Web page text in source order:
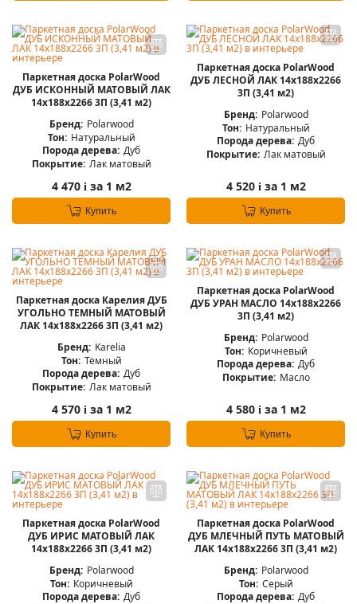
Паркетная доска PolarWood
ДУБ ИСКОННЫЙ МАТОВЫЙ ЛАК
14x188x2266 3П (3,41 м2)
Бренд: Polarwood
Тон: Натуральный
Порода дерева: Дуб
Покрытие: Лак матовый
4 470 iза 1 м2
Купить
Паркетная доска PolarWood
ДУБ ЛЕСНОЙ ЛАК 14x188x2266
3П (3,41 м2)
Бренд: Polarwood
Тон: Натуральный
Порода дерева: Дуб
Покрытие: Лак матовый
4 520 iза 1 м2
Купить
Паркетная доска Карелия ДУБ
УГОЛЬНО ТЕМНЫЙ МАТОВЫЙ
ЛАК 14x188x2266 3П (3,41 м2)
Бренд: Karelia
Тон: Темный
Порода дерева: Дуб
Покрытие: Лак матовый
4 570 iза 1 м2
Купить
Паркетная доска PolarWood
ДУБ УРАН МАСЛО 14x188x2266
3П (3,41 м2)
Бренд: Polarwood
Тон: Коричневый
Порода дерева: Дуб
Покрытие: Масло
4 580 iза 1 м2
Купить
Паркетная доска PolarWood
ДУБ ИРИС МАТОВЫЙ ЛАК
14x188x2266 3П (3,41 м2)
Бренд: Polarwood
Тон: Коричневый
Порода дерева: Дуб
Паркетная доска PolarWood
ДУБ МЛЕЧНЫЙ ПУТЬ МАТОВЫЙ
ЛАК 14x188x2266 3П (3,41 м2)
Бренд: Polarwood
Тон: Серый
Порода дерева: Дуб